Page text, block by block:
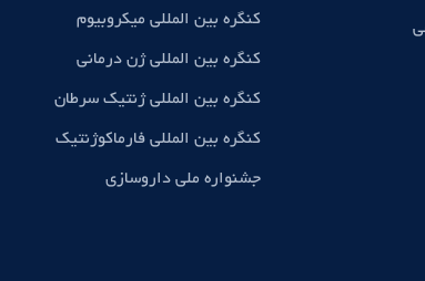
کنگره بین المللی میکروبیوم
کنگره بین المللی ژن درمانی
کنگره بین المللی ژنتیک سرطان
کنگره بین المللی فارماکوژنتیک
جشنواره ملی داروسازی